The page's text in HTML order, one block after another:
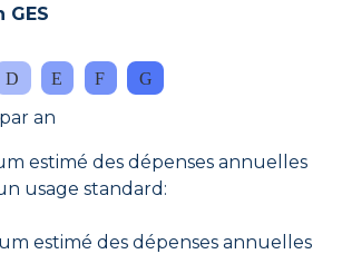
GES
an
estimé des dépenses annuelles
usage standard:
estimé des dépenses annuelles